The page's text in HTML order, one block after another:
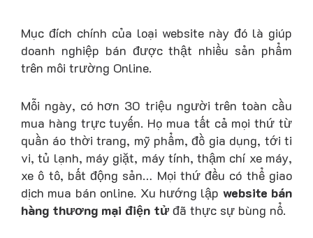
Mục đích chính của loại website này đó là giúp
doanh nghiệp bán được thật nhiều sản phẩm
trên môi trường Online.
Mỗi ngày, có hơn 30 triệu người trên toàn cầu
mua hàng trực tuyến. Họ mua tất cả mọi thứ từ
quần áo thời trang, mỹ phẩm, đồ gia dụng, tới ti
vi, tủ lạnh, máy giặt, máy tính, thậm chí xe máy,
xe ô tô, bất động sản… Mọi thứ đều có thể giao
dịch mua bán online. Xu hướng lập website bán
hàng thương mại điện tử đã thực sự bùng nổ.